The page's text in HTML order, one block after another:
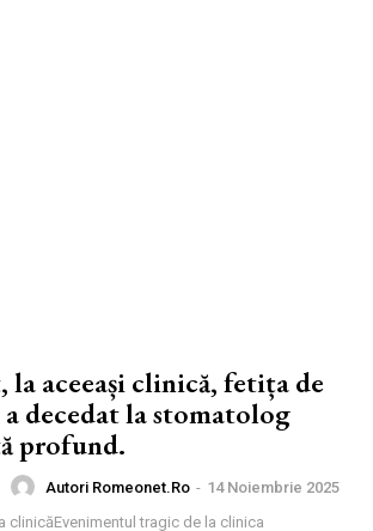
aceeași clinică, fetița de
decedat la stomatolog
profund.
Autori Romeonet.ro - 14 Noiembrie 2025
clinicăEvenimentul tragic de la clinica